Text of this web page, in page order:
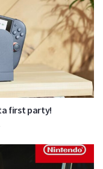
first party!